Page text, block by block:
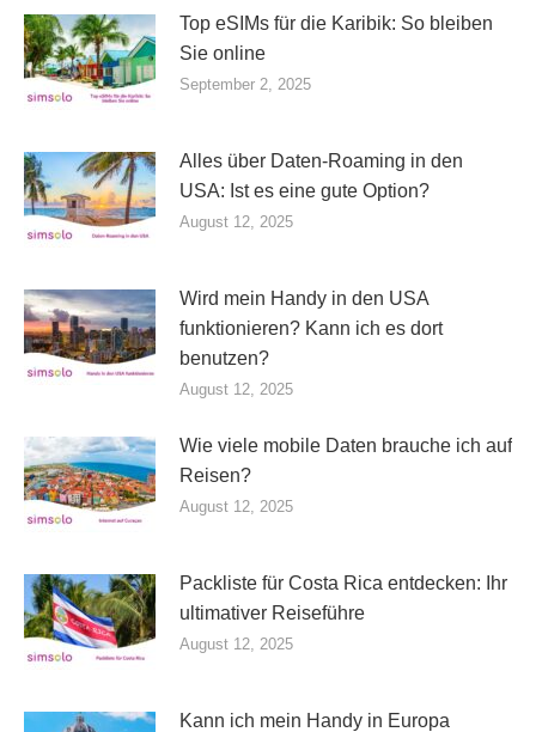
Top eSIMs für die Karibik: So bleiben
Sie online
September 2, 2025
Alles über Daten-Roaming in den
USA: Ist es eine gute Option?
August 12, 2025
Wird mein Handy in den USA
funktionieren? Kann ich es dort
benutzen?
August 12, 2025
Wie viele mobile Daten brauche ich auf
Reisen?
August 12, 2025
Packliste für Costa Rica entdecken: Ihr
ultimativer Reiseführe
August 12, 2025
Kann ich mein Handy in Europa